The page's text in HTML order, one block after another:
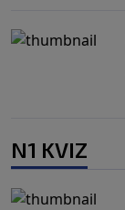
N1 KVIZ